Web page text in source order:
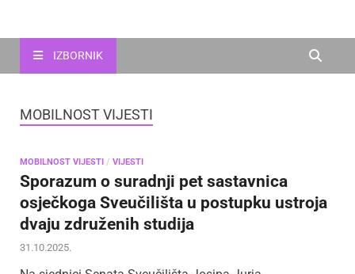
IZBORNIK
MOBILNOST VIJESTI
MOBILNOST VIJESTI / VIJESTI
Sporazum o suradnji pet sastavnica
osječkoga Sveučilišta u postupku ustroja
dvaju združenih studija
31.10.2025.